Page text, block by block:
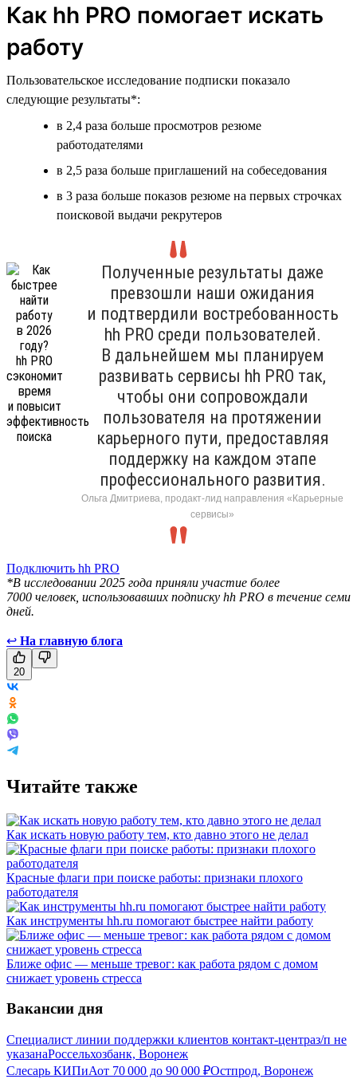
Как hh PRO помогает искать
работу
Пользовательское исследование подписки показало
следующие результаты*:
в 2,4 раза больше просмотров резюме
работодателями
в 2,5 раза больше приглашений на собеседования
в 3 раза больше показов резюме на первых строчках
поисковой выдачи рекрутеров
Полученные результаты даже
превзошли наши ожидания
и подтвердили востребованность
hh PRO среди пользователей.
В дальнейшем мы планируем
развивать сервисы hh PRO так,
чтобы они сопровождали
пользователя на протяжении
карьерного пути, предоставляя
поддержку на каждом этапе
профессионального развития.
Ольга Дмитриева, продакт-лид направления «Карьерные
сервисы»
Подключить hh PRO
*В исследовании 2025 года приняли участие более
7000 человек, использовавших подписку hh PRO в течение семи
дней.
↩ На главную блога
20
Читайте также
Как искать новую работу тем, кто давно этого не делал
Красные флаги при поиске работы: признаки плохого
работодателя
Как инструменты hh.ru помогают быстрее найти работу
Ближе офис — меньше тревог: как работа рядом с домом
снижает уровень стресса
Вакансии дня
Специалист линии поддержки клиентов контакт-центраз/п не
указанаРоссельхозбанк, Воронеж
Слесарь КИПиАот 70 000 до 90 000 ₽Остпрод, Воронеж